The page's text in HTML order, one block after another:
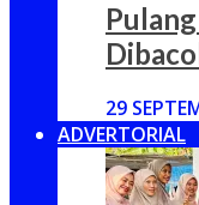
29
ADVERTORIAL